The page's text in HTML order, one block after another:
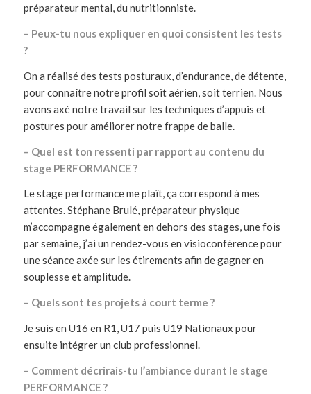
préparateur mental, du nutritionniste.
– Peux-tu nous expliquer en quoi consistent les tests
?
On a réalisé des tests posturaux, d’endurance, de détente,
pour connaître notre profil soit aérien, soit terrien. Nous
avons axé notre travail sur les techniques d’appuis et
postures pour améliorer notre frappe de balle.
– Quel est ton ressenti par rapport au contenu du
stage PERFORMANCE ?
Le stage performance me plaît, ça correspond à mes
attentes. Stéphane Brulé, préparateur physique
m’accompagne également en dehors des stages, une fois
par semaine, j’ai un rendez-vous en visioconférence pour
une séance axée sur les étirements afin de gagner en
souplesse et amplitude.
– Quels sont tes projets à court terme ?
Je suis en U16 en R1, U17 puis U19 Nationaux pour
ensuite intégrer un club professionnel.
– Comment décrirais-tu l’ambiance durant le stage
PERFORMANCE ?